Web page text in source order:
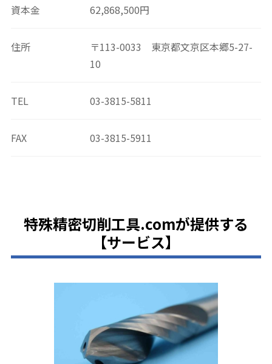
資本金 62,868,500円
住所
〒113-0033 東京都文京区本郷5-27-
10
TEL 03-3815-5811
FAX 03-3815-5911
特殊精密切削工具.comが提供する
【サービス】